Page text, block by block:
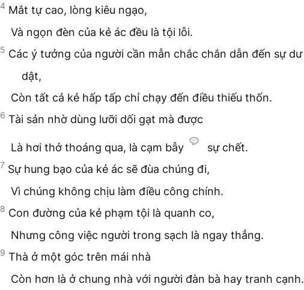
4 Mắt tự cao, lòng kiêu ngạo,
Và ngọn đèn của kẻ ác đều là tội lỗi.
5 Các ý tưởng của người cần mẫn chắc chắn dẫn đến sự dư
dật,
Còn tất cả kẻ hấp tấp chỉ chạy đến điều thiếu thốn.
6 Tài sản nhờ dùng lưỡi dối gạt mà được
Là hơi thở thoáng qua, là cạm bẫy sự chết.
7 Sự hung bạo của kẻ ác sẽ đùa chúng đi,
Vì chúng không chịu làm điều công chính.
8 Con đường của kẻ phạm tội là quanh co,
Nhưng công việc người trong sạch là ngay thẳng.
9 Thà ở một góc trên mái nhà
Còn hơn là ở chung nhà với người đàn bà hay tranh cạnh.